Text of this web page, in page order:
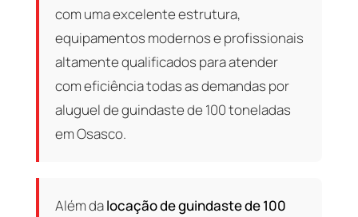
com uma excelente estrutura,
equipamentos modernos e profissionais
altamente qualificados para atender
com eficiência todas as demandas por
aluguel de guindaste de 100 toneladas
em Osasco.
Além dalocação de guindaste de 100